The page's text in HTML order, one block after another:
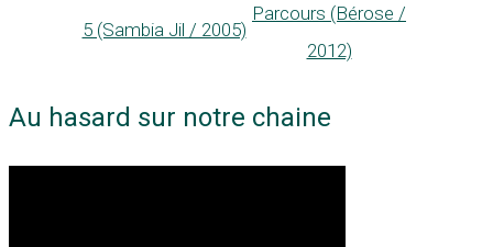
5 (Sambia Jil / 2005)
Parcours (Bérose /
2012)
Au hasard sur notre chaine